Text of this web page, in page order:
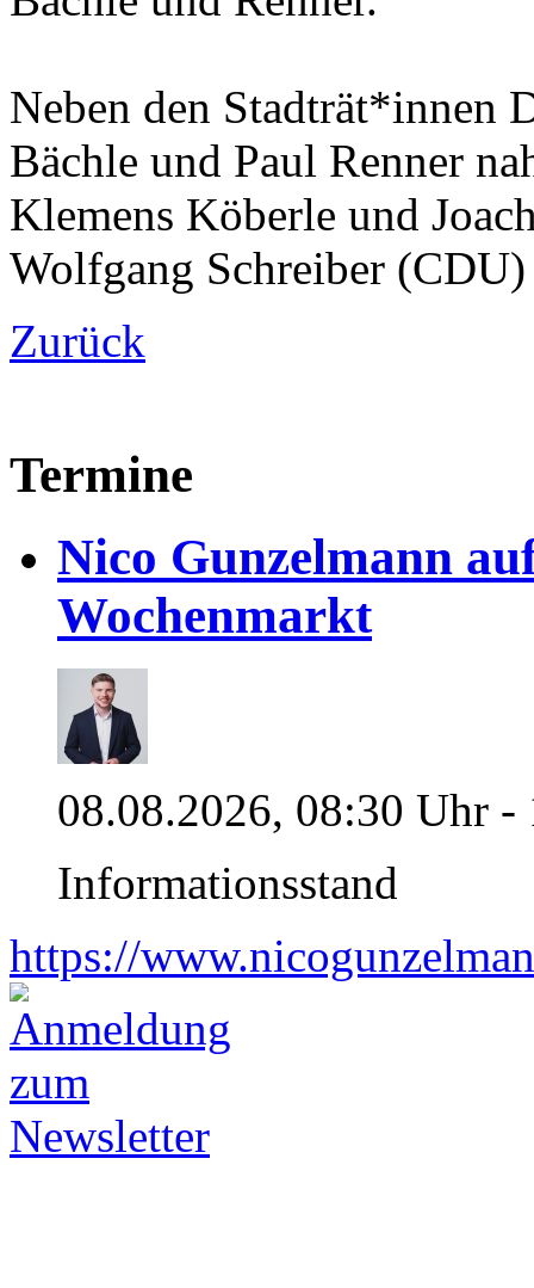
Neben den Stadträt*innen
Bächle und Paul Renner
Klemens Köberle und
Wolfgang Schreiber
Zurück
Termine
Nico Gunzelmann
Wochenmarkt
08.08.2026, 08:30 Uhr -
Informationsstand
https://